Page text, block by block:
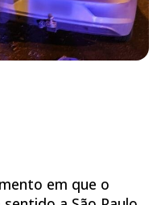
em que o